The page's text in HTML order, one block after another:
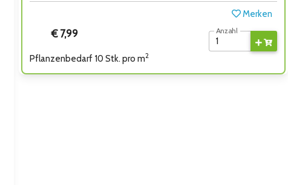
Merken
€ 7,99 Anzahl
Pflanzenbedarf 10 Stk. pro m2